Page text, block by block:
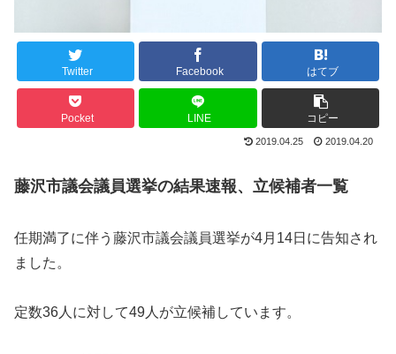
Twitter Facebook はてブ
Pocket LINE コピー
2019.04.25 2019.04.20
藤沢市議会議員選挙の結果速報、立候補者一覧
任期満了に伴う藤沢市議会議員選挙が4月14日に告知され
ました。
定数36人に対して49人が立候補しています。